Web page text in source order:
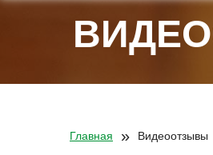
Главная » Видеоотзывы